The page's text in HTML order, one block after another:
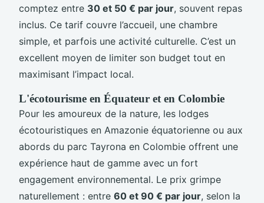
comptez entre 30 et 50 € par jour, souvent repas
inclus. Ce tarif couvre l’accueil, une chambre
simple, et parfois une activité culturelle. C’est un
excellent moyen de limiter son budget tout en
maximisant l’impact local.
L'écotourisme en Équateur et en Colombie
Pour les amoureux de la nature, les lodges
écotouristiques en Amazonie équatorienne ou aux
abords du parc Tayrona en Colombie offrent une
expérience haut de gamme avec un fort
engagement environnemental. Le prix grimpe
naturellement : entre 60 et 90 € par jour, selon la